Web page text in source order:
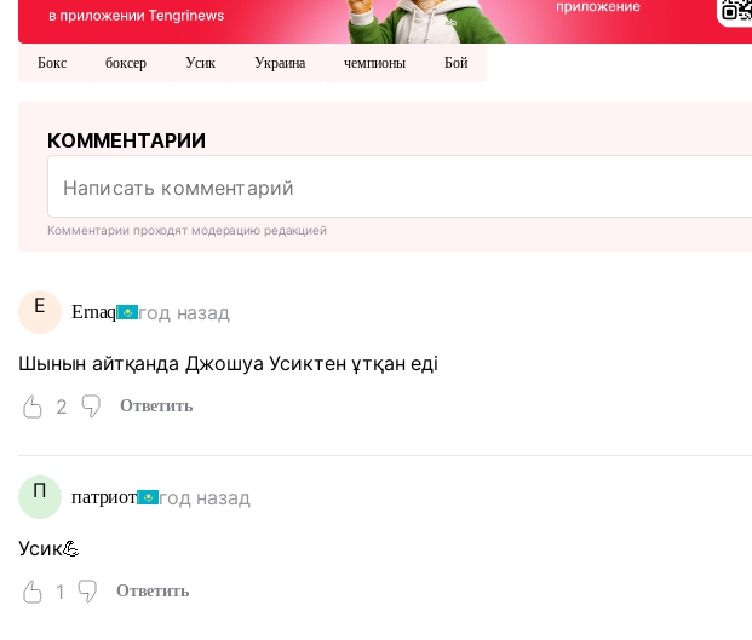
Бокс боксер Усик Украина чемпионы Бой
КОММЕНТАРИИ
Комментарии проходят модерацию редакцией
E Ernaq год назад
Шынын айтқанда Джошуа Усиктен ұтқан еді
2
Ответить
П патриот год назад
Усик💪
1
Ответить